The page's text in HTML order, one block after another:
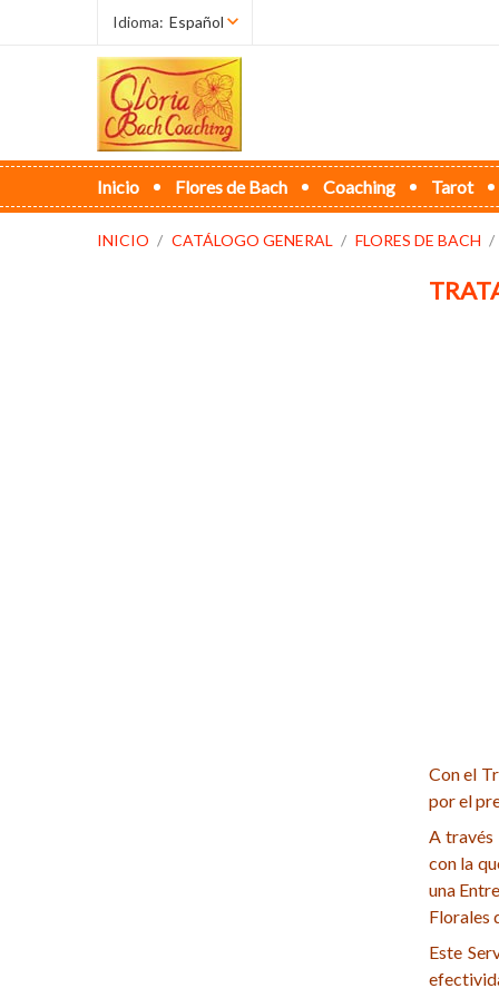
Idioma: Español
Inicio Flores de Bach Coaching Tarot
INICIO CATÁLOGO GENERAL FLORES DE BACH
Con el
por el
A través
con la
una
Florales
Este